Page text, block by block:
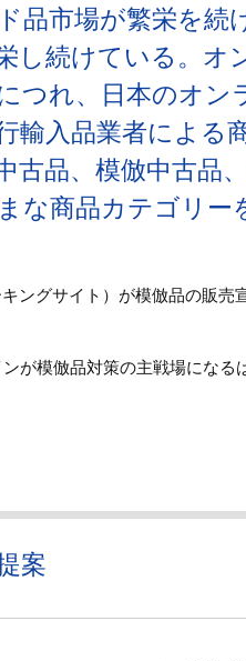
品市場が繁栄を
し続けている。
つれ、日本のオ
輸入品業者による
古品、模倣中古品
な商品カテゴリ
ングサイト）が模倣品の販
が模倣品対策の主戦場にな
場での問題の比重が多く、こ
想定できる。
も構わないと考える消費者が
者に対するというより、対権
案